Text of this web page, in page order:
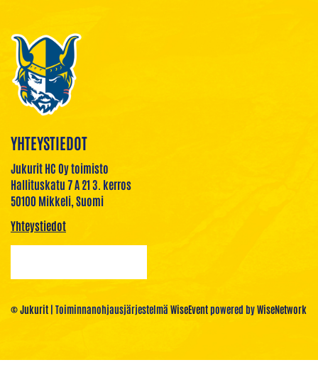
YHTEYSTIEDOT
Jukurit HC Oy toimisto
Hallituskatu 7 A 21 3. kerros
50100 Mikkeli, Suomi
Yhteystiedot
© Jukurit | Toiminnanohjausjärjestelmä WiseEventpowered byWiseNetwork